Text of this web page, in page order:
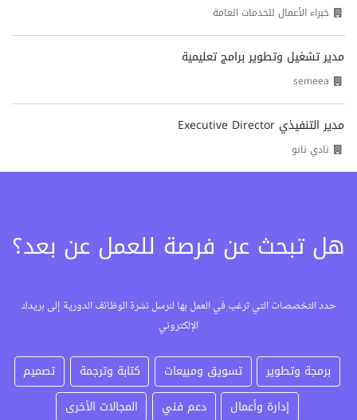
خبراء الأعمال للخدمات العامة
مدير تشغيل وتطوير برامج تعليمية
semeea
مدير التنفيذي Executive Director
نادي نانو
هل تبحث عن فرصة للعمل عن بعد؟
حدد التخصصات التي ترغب في العمل بها لنرسل نشرة الوظائف الدورية إلى بريدك
الإلكتروني
برمجة وتطوير تسويق ومبيعات كتابة وترجمة
تصميم
إدارة وأعمال
دعم فني المجالات الأخرى